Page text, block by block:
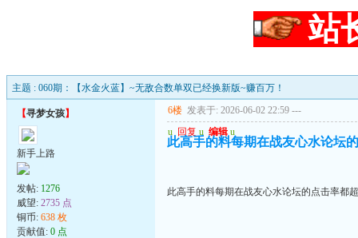
站
主题 : 060期：【水金火蓝】~无敌合数单双已经换新版~赚百万！
【寻梦女孩】
新手上路
发帖: 1276
威望: 2735 点
铜币: 638 枚
贡献值: 0 点
6楼 发表于: 2026-06-02 22:59 ---
u 回复 u 编辑 u
此高手的料每期在战友心水论坛
此高手的料每期在战友心水论坛的点击率都